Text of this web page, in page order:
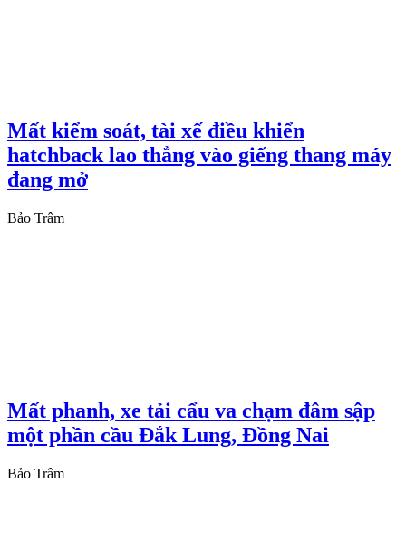
Mất kiểm soát, tài xế điều khiển
hatchback lao thẳng vào giếng thang máy
đang mở
Bảo Trâm
Mất phanh, xe tải cẩu va chạm đâm sập
một phần cầu Đắk Lung, Đồng Nai
Bảo Trâm